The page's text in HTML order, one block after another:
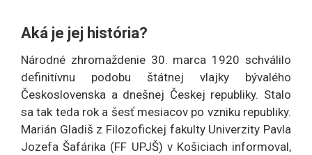
Aká je jej história?
Národné zhromaždenie 30. marca 1920 schválilo
definitívnu podobu štátnej vlajky bývalého
Československa a dnešnej Českej republiky. Stalo
sa tak teda rok a šesť mesiacov po vzniku republiky.
Marián Gladiš z Filozofickej fakulty Univerzity Pavla
Jozefa Šafárika (FF UPJŠ) v Košiciach informoval,